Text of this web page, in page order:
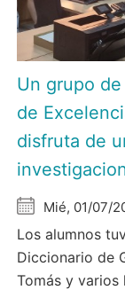
Un grupo
de
disfruta de
Mié, 01/07/
Los alumnos
Diccionario de
Tomás y varios